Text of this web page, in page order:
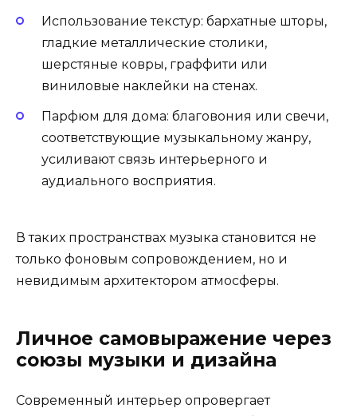
Использование текстур: бархатные шторы,
гладкие металлические столики,
шерстяные ковры, граффити или
виниловые наклейки на стенах.
Парфюм для дома: благовония или свечи,
соответствующие музыкальному жанру,
усиливают связь интерьерного и
аудиального восприятия.
В таких пространствах музыка становится не
только фоновым сопровождением, но и
невидимым архитектором атмосферы.
Личное самовыражение через
союзы музыки и дизайна
Современный интерьер опровергает